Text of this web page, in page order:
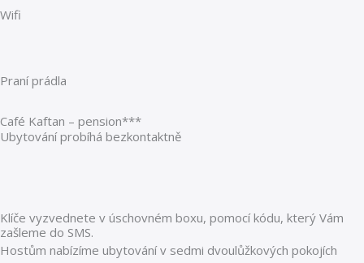
Wifi
Praní prádla
Café Kaftan – pension***
Ubytování probíhá bezkontaktně
Klíče vyzvednete v úschovném boxu, pomocí kódu, který Vám
zašleme do SMS.
Hostům nabízíme ubytování v sedmi dvoulůžkových pokojích